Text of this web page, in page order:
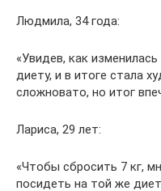
Людмила, 34 года:
«Увидев, как
диету, и в итоге стала
сложновато, но итог
Лариса, 29 лет:
«Чтобы сбросить 7 кг,
посидеть на той же